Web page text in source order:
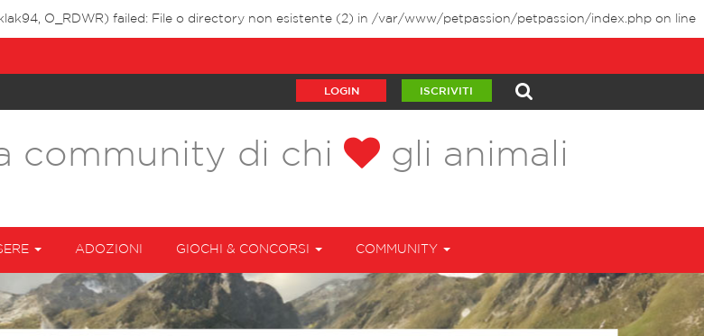
O_RDWR) failed: File o directory non esistente (2) in /var/www/petpassion/petpassion/index.php on line
LOGIN ISCRIVITI
community di chi gli animali
ADOZIONI GIOCHI & CONCORSI COMMUNITY